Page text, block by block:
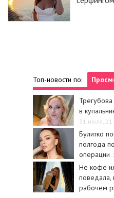
Топ-новости по:
в
31 июля,
Булитко
полгода
операции
Не кофе
поведала,
рабочем